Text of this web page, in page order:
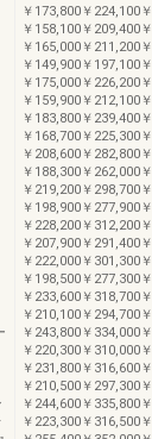
￥173,800￥224,100
￥158,100￥209,400
￥165,000￥211,200
￥149,900￥197,100
￥175,000￥226,200
￥159,900￥212,100
￥183,800￥239,400
￥168,700￥225,300
￥208,600￥282,800
￥188,300￥262,000
￥219,200￥298,700
￥198,900￥277,900
￥228,200￥312,200
￥207,900￥291,400
￥222,000￥301,300
￥198,500￥277,300
￥233,600￥318,700
￥210,100￥294,700
￥243,800￥334,000
￥220,300￥310,000
￥231,800￥316,600
￥210,500￥297,300
￥244,600￥335,800
￥223,300￥316,500